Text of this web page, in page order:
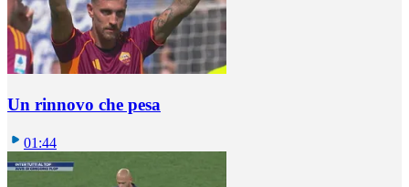
Un rinnovo che pesa
01:44